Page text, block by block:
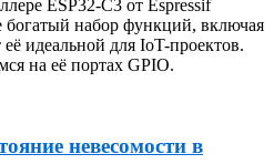
ESP32-C3 от Espressif
богатый набор функций, включая
идеальной для IoT-проектов.
на её портах GPIO.
невесомости в